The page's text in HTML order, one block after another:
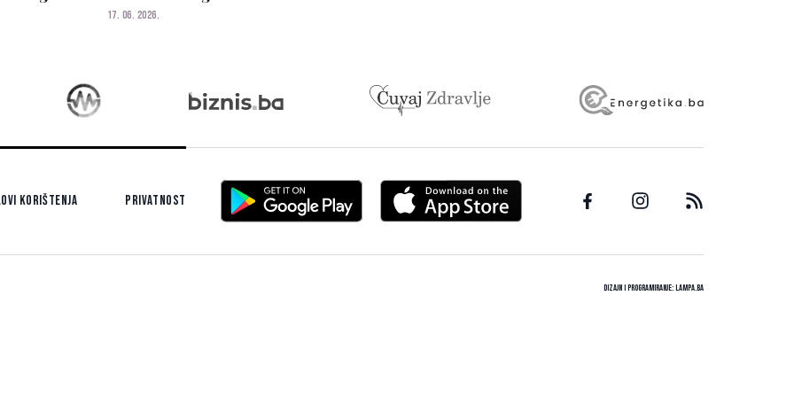
spektakularno
17. 06. 2026.
korištenja Privatnost
Dizajn i programiranje:Lampa.ba